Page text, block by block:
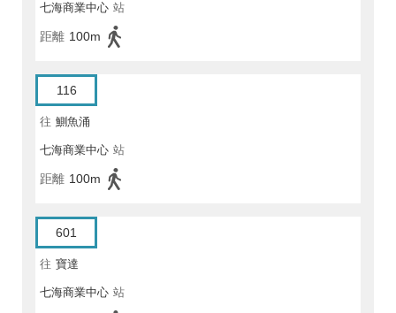
七海商業中心 站
距離 100m
116
往 鰂魚涌
七海商業中心 站
距離 100m
601
往 寶達
七海商業中心 站